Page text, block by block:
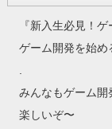
『新入生必見！
ゲーム開発を始め
みんなもゲーム開
楽しいぞ〜